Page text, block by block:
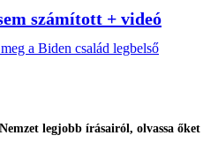
számított + videó
a Biden család legbelső
legjobb írásairól, olvassa őket